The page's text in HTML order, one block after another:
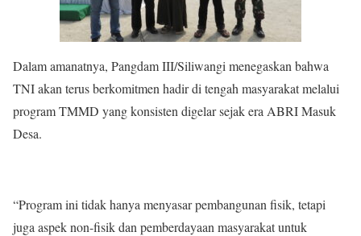
Dalam amanatnya, Pangdam III/Siliwangi menegaskan bahwa
TNI akan terus berkomitmen hadir di tengah masyarakat melalui
program TMMD yang konsisten digelar sejak era ABRI Masuk
Desa.
“Program ini tidak hanya menyasar pembangunan fisik, tetapi
juga aspek non-fisik dan pemberdayaan masyarakat untuk